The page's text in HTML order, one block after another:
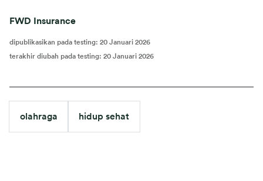
FWD Insurance
dipublikasikan pada testing: 20 Januari 2026
terakhir diubah pada testing: 20 Januari 2026
olahraga hidup sehat